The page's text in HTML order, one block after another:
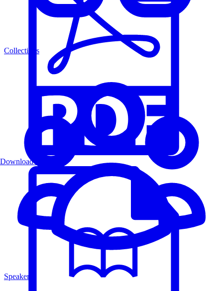
Collections
Speakers
Download PDF